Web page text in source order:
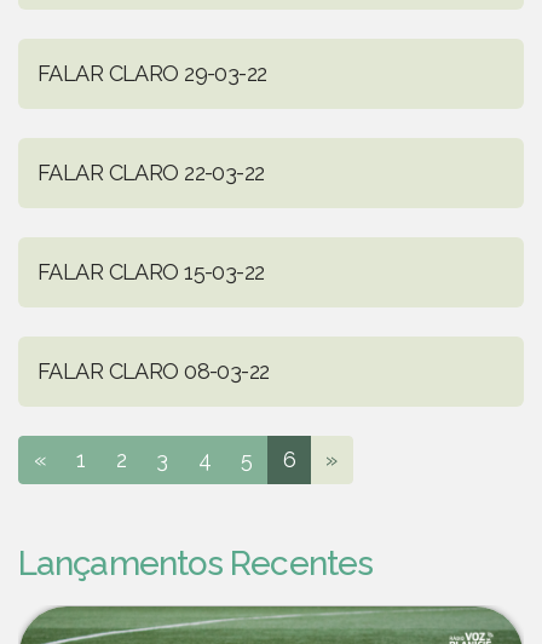
FALAR CLARO 29-03-22
FALAR CLARO 22-03-22
FALAR CLARO 15-03-22
FALAR CLARO 08-03-22
« 1 2 3 4 5 6 »
Lançamentos Recentes